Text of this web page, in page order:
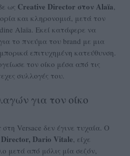
ως Creative Director στον Alaïa
και κληρονομιά, μετά τον
Alaïa. Εκεί κατάφερε να
το πνεύμα του brand με μια
επιτυχημένη κατεύθυνση.
τον οίκο μέσα από τις
συλλογές του.
για τον οίκο
Versace δεν έγινε τυχαία. Ο
Dario Vitale , είχε
μετά από μόλις μία σεζόν,